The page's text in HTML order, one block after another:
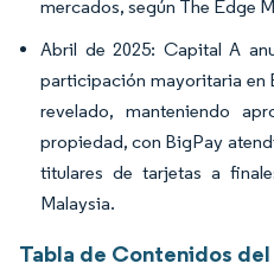
mercados, según The Edge
Abril de 2025: Capital A
participación mayoritaria en
revelado, manteniendo
propiedad, con BigPay
titulares de tarjetas a
Malaysia.
Tabla de Contenidos